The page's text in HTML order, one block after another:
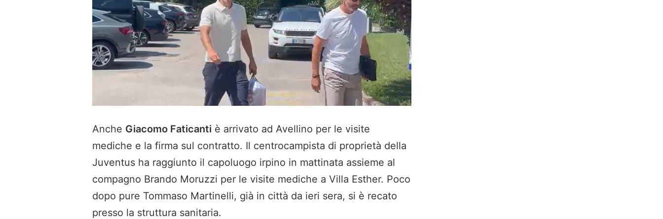
Anche Giacomo Faticanti è arrivato ad Avellino per le visite
mediche e la firma sul contratto. Il centrocampista di proprietà della
Juventus ha raggiunto il capoluogo irpino in mattinata assieme al
compagno Brando Moruzzi per le visite mediche a Villa Esther. Poco
dopo pure Tommaso Martinelli, già in città da ieri sera, si è recato
presso la struttura sanitaria.